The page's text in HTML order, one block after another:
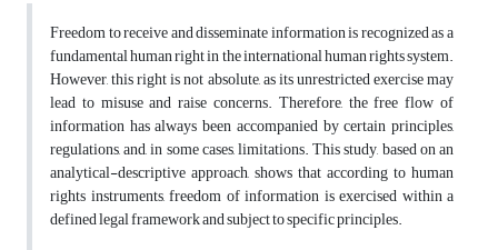
Freedom to receive and disseminate information is recognized as a
fundamental human right in the international human rights system.
However, this right is not absolute, as its unrestricted exercise may
lead to misuse and raise concerns. Therefore, the free flow of
information has always been accompanied by certain principles,
regulations, and, in some cases, limitations. This study, based on an
analytical-descriptive approach, shows that according to human
rights instruments, freedom of information is exercised within a
defined legal framework and subject to specific principles.